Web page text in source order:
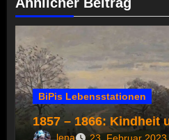
BiPis Lebensstationen
1857 – 1866: Kindheit
lena